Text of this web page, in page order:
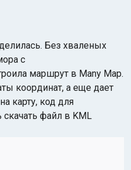
Без хваленых
с
маршрут в Many Map.
координат, а еще дает
карту, код для
файл в KML